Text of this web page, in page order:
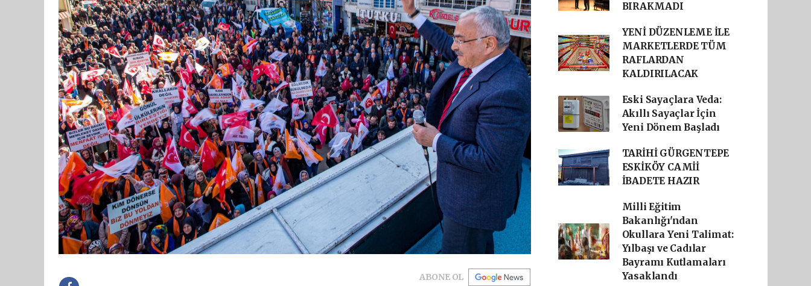
ABONE OL
BIRAKMADI
YENİ DÜZENLEME İLE
MARKETLERDE TÜM
RAFLARDAN
KALDIRILACAK
Eski Sayaçlara Veda:
Akıllı Sayaçlar İçin
Yeni Dönem Başladı
TARİHİ GÜRGENTEPE
ESKİKÖY CAMİİ
İBADETE HAZIR
Milli Eğitim
Bakanlığı'ndan
Okullara Yeni Talimat:
Yılbaşı ve Cadılar
Bayramı Kutlamaları
Yasaklandı